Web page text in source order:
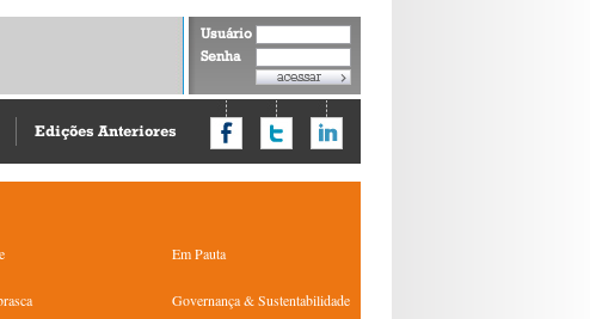
Usuário
Senha
Edições Anteriores
Em Pauta
Governança & Sustentabilidade